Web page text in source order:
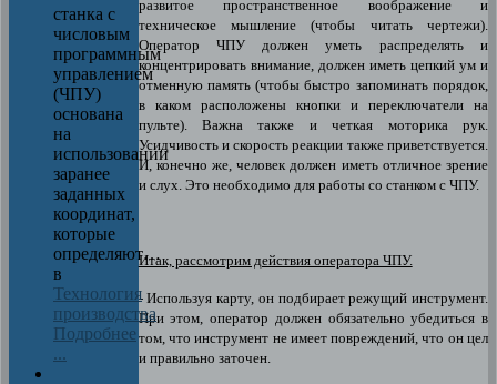
развитое пространственное воображение и
техническое мышление (чтобы читать чертежи).
Оператор ЧПУ должен уметь распределять и
концентрировать внимание, должен иметь цепкий ум и
отменную память (чтобы быстро запоминать порядок,
в каком расположены кнопки и переключатели на
пульте). Важна также и четкая моторика рук.
Усидчивость и скорость реакции также приветствуется.
И, конечно же, человек должен иметь отличное зрение
и слух. Это необходимо для работы со станком с ЧПУ.
Итак, рассмотрим действия оператора ЧПУ.
- Используя карту, он подбирает режущий инструмент.
При этом, оператор должен обязательно убедиться в
том, что инструмент не имеет повреждений, что он цел
и правильно заточен.
станка с
числовым
программным
управлением
(ЧПУ)
основана
на
использовании
заранее
заданных
координат,
которые
определяют…
в
Технология
производства
Подробнее
...